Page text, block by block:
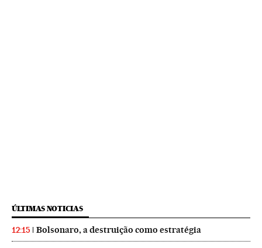
ÚLTIMAS NOTICIAS
12:15 Bolsonaro, a destruição como estratégia